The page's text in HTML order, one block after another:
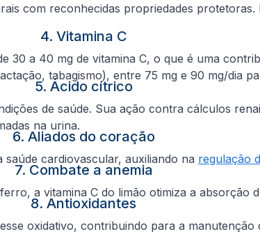
com reconhecidas propriedades
4. Vitamina C
a 40 mg de vitamina C, o que é uma
tabagismo), entre 75 mg e 90 mg/dia
5. Ácido cítrico
de saúde. Sua ação contra cálculos
na urina.
6. Aliados do coração
cardiovascular, auxiliando na regulação
7. Combate a anemia
a vitamina C do limão otimiza a absorção
8. Antioxidantes
oxidativo, contribuindo para a